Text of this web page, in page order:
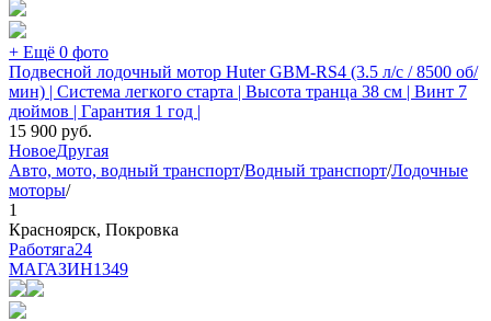
+ Ещё 0 фото
Подвесной лодочный мотор Huter GBM-RS4 (3.5 л/с / 8500 об/
мин) | Система легкого старта | Высота транца 38 см | Винт 7
дюймов | Гарантия 1 год |
15 900 руб.
НовоеДругая
Авто, мото, водный транспорт/Водный транспорт/Лодочные
моторы/
1
Красноярск, Покровка
Работяга24
МАГАЗИН1349